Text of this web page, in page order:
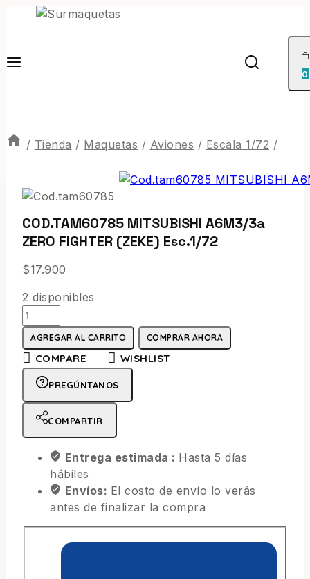
0
/ Tienda / Maquetas / Aviones / Escala 1/72 /
COD.TAM60785 MITSUBISHI A6M3/3a
ZERO FIGHTER (ZEKE) Esc.1/72
$17.900
2 disponibles
AGREGAR AL CARRITO COMPRAR AHORA
COMPARE WISHLIST
PREGÚNTANOS
COMPARTIR
Entrega estimada : Hasta 5 días
hábiles
Envíos: El costo de envío lo verás
antes de finalizar la compra